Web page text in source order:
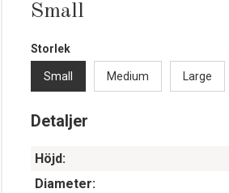
Small
Storlek
Small Medium Large
Detaljer
Höjd:
Diameter: